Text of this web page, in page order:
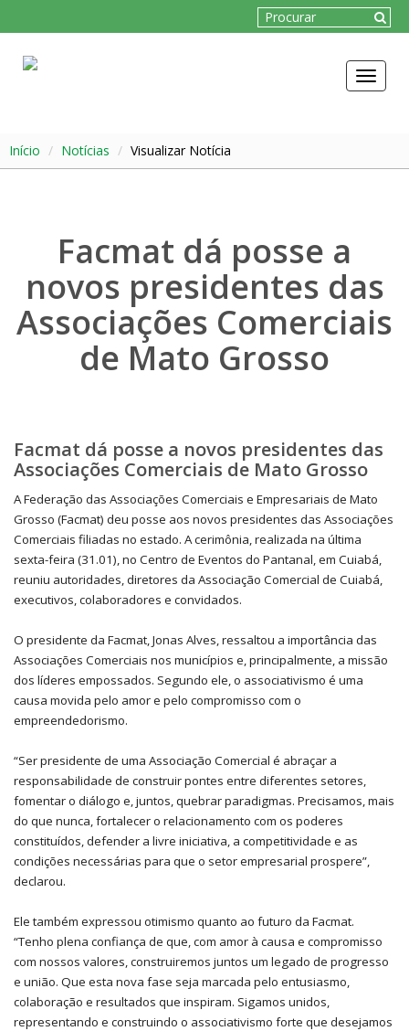
Toggle
Início Notícias Visualizar Notícia
Facmat dá posse a
novos presidentes das
Associações Comerciais
de Mato Grosso
Facmat dá posse a novos presidentes das
Associações Comerciais de Mato Grosso
A Federação das Associações Comerciais e Empresariais de Mato
Grosso (Facmat) deu posse aos novos presidentes das Associações
Comerciais filiadas no estado. A cerimônia, realizada na última
sexta-feira (31.01), no Centro de Eventos do Pantanal, em Cuiabá,
reuniu autoridades, diretores da Associação Comercial de Cuiabá,
executivos, colaboradores e convidados.
O presidente da Facmat, Jonas Alves, ressaltou a importância das
Associações Comerciais nos municípios e, principalmente, a missão
dos líderes empossados. Segundo ele, o associativismo é uma
causa movida pelo amor e pelo compromisso com o
empreendedorismo.
“Ser presidente de uma Associação Comercial é abraçar a
responsabilidade de construir pontes entre diferentes setores,
fomentar o diálogo e, juntos, quebrar paradigmas. Precisamos, mais
do que nunca, fortalecer o relacionamento com os poderes
constituídos, defender a livre iniciativa, a competitividade e as
condições necessárias para que o setor empresarial prospere”,
declarou.
Ele também expressou otimismo quanto ao futuro da Facmat.
“Tenho plena confiança de que, com amor à causa e compromisso
com nossos valores, construiremos juntos um legado de progresso
e união. Que esta nova fase seja marcada pelo entusiasmo,
colaboração e resultados que inspiram. Sigamos unidos,
representando e construindo o associativismo forte que desejamos